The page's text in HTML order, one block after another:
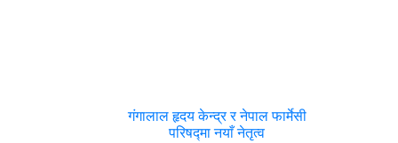
गंगालाल हृदय केन्द्र र नेपाल फार्मेसी
परिषद्मा नयाँ नेतृत्व